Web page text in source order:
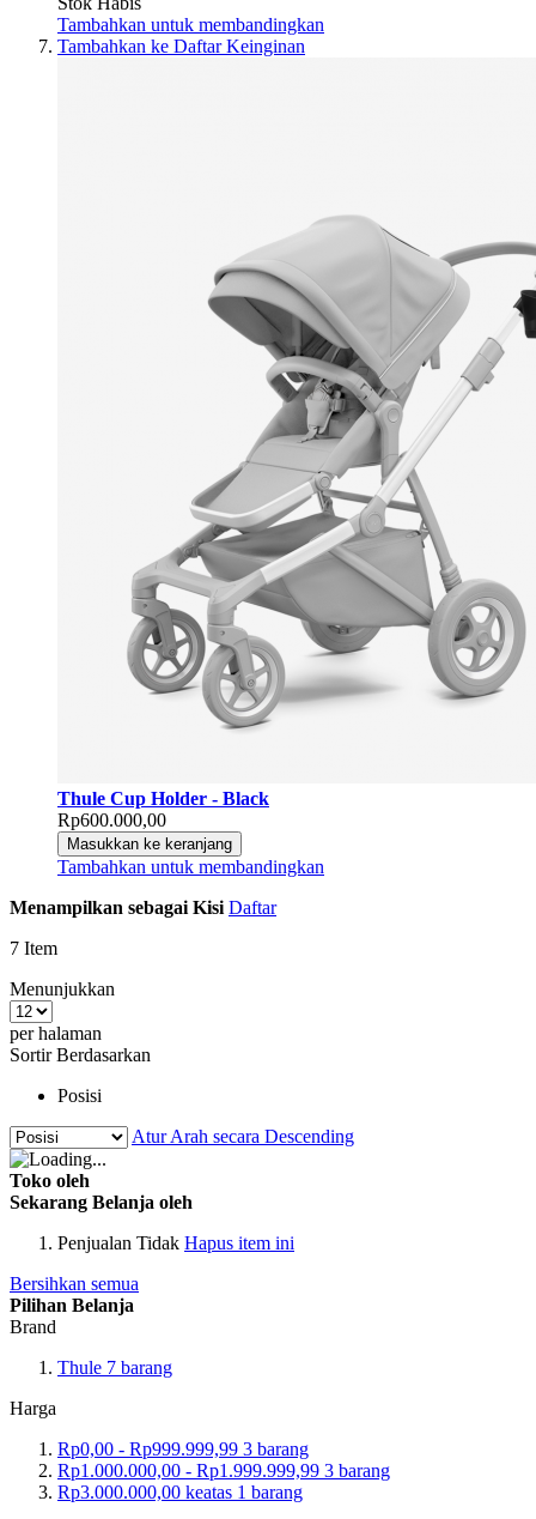
Tambahkan untuk membandingkan
Tambahkan ke Daftar Keinginan
Thule Cup Holder - Black
Rp600.000,00
Masukkan ke keranjang
Tambahkan untuk membandingkan
Menampilkan sebagai Kisi Daftar
7 Item
Menunjukkan
per halaman
Sortir Berdasarkan
Posisi
Atur Arah secara Descending
Toko oleh
Sekarang Belanja oleh
Penjualan Tidak Hapus item ini
Bersihkan semua
Pilihan Belanja
Brand
Thule 7 barang
Harga
Rp0,00 - Rp999.999,99 3 barang
Rp1.000.000,00 - Rp1.999.999,99 3 barang
Rp3.000.000,00 keatas 1 barang